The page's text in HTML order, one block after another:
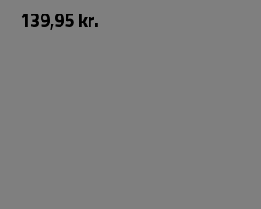
139,95 kr.